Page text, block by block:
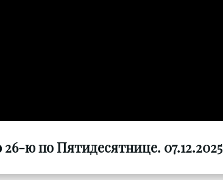
ю по Пятидесятнице. 07.12.2025